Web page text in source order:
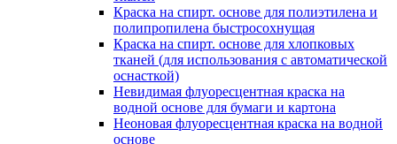
Краска на спирт. основе для полиэтилена и
полипропилена быстросохнущая
Краска на спирт. основе для хлопковых
тканей (для использования с автоматической
оснасткой)
Невидимая флуоресцентная краска на
водной основе для бумаги и картона
Неоновая флуоресцентная краска на водной
основе